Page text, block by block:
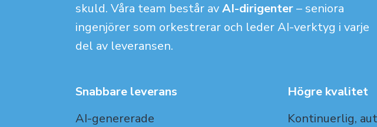
skuld. Våra team består avAI-dirigenter– seniora
ingenjörer som orkestrerar och leder AI-verktyg i varje
del av leveransen.
Snabbare leverans
AI-genererade
Högre kvalitet
Kontinuerlig,